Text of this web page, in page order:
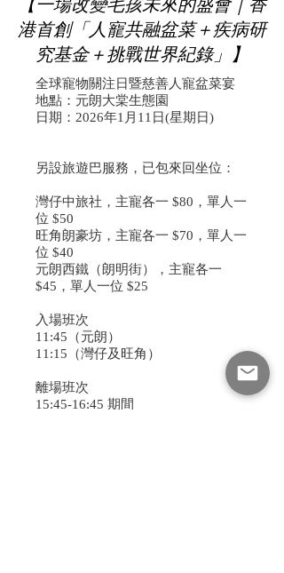
【一場改變毛孩未來的盛會｜香
港首創「人寵共融盆菜＋疾病研
究基金＋挑戰世界紀錄」】
全球寵物關注日暨慈善人寵盆菜宴
地點：元朗大棠生態園
日期：2026年1月11日(星期日)
另設旅遊巴服務，已包來回坐位：
灣仔中旅社，主寵各一 $80，單人一
位 $50
旺角朗豪坊，主寵各一 $70，單人一
位 $40
元朗西鐵（朗明街），主寵各一
$45，單人一位 $25
入場班次
11:45（元朗）
11:15（灣仔及旺角）
離場班次
15:45-16:45 期間